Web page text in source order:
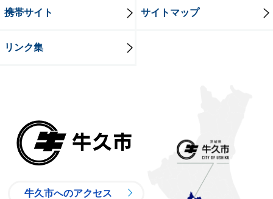
携帯サイト サイトマップ
リンク集
牛久市へのアクセス